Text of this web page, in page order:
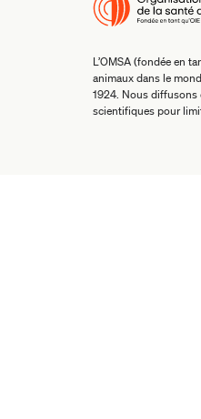
L’OMSA (fondée en
animaux dans le
1924. Nous diffusons
scientifiques pour